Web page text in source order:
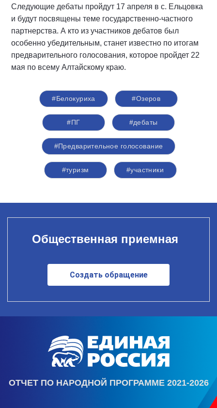
Следующие дебаты пройдут 17 апреля в с. Ельцовка
и будут посвящены теме государственно-частного
партнерства. А кто из участников дебатов был
особенно убедительным, станет известно по итогам
предварительного голосования, которое пройдет 22
мая по всему Алтайскому краю.
#Белокуриха #Озеров
#ПГ #дебаты
#Предварительное голосование
#туризм #участники
Общественная приемная
Создать обращение
ОТЧЕТ ПО НАРОДНОЙ ПРОГРАММЕ 2021-2026